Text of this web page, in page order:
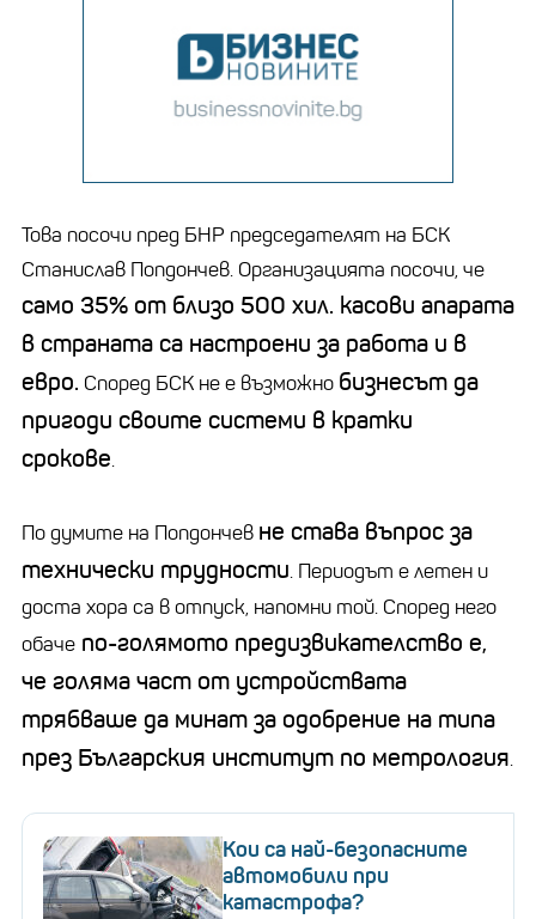
Това посочи пред БНР председателят на БСК
Станислав Попдончев. Организацията посочи, че
само 35% от близо 500 хил. касови апарата
в страната са настроени за работа и в
евро. Според БСК не е възможно бизнесът да
пригоди своите системи в кратки
срокове.
По думите на Попдончев не става въпрос за
технически трудности. Периодът е летен и
доста хора са в отпуск, напомни той. Според него
обаче по-голямото предизвикателство е,
че голяма част от устройствата
трябваше да минат за одобрение на типа
през Българския институт по метрология.
Кои са най-безопасните
автомобили при
катастрофа?